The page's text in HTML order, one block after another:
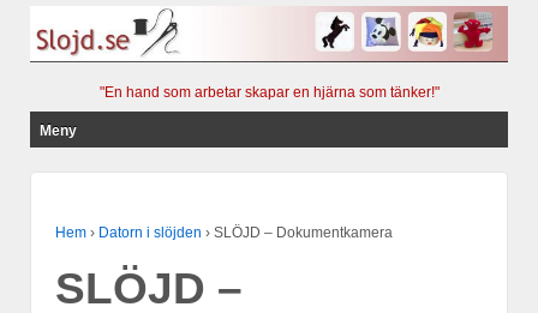
"En hand som arbetar skapar en hjärna som tänker!"
Meny
Hem › Datorn i slöjden › SLÖJD – Dokumentkamera
SLÖJD –